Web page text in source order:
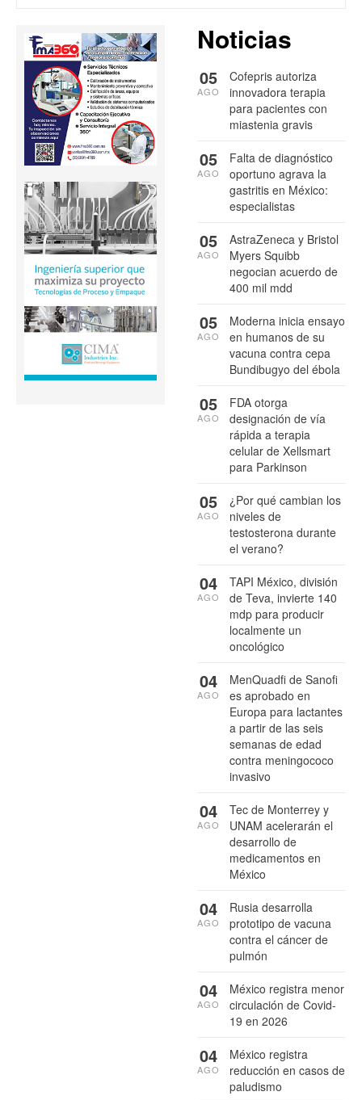
Noticias
Cofepris autoriza
innovadora terapia
para pacientes con
miastenia gravis
05
AGO
Falta de diagnóstico
oportuno agrava la
gastritis en México:
especialistas
05
AGO
AstraZeneca y Bristol
Myers Squibb
negocian acuerdo de
400 mil mdd
05
AGO
Moderna inicia ensayo
en humanos de su
vacuna contra cepa
Bundibugyo del ébola
05
AGO
FDA otorga
designación de vía
rápida a terapia
celular de Xellsmart
para Parkinson
05
AGO
¿Por qué cambian los
niveles de
testosterona durante
el verano?
05
AGO
TAPI México, división
de Teva, invierte 140
mdp para producir
localmente un
oncológico
04
AGO
MenQuadfi de Sanofi
es aprobado en
Europa para lactantes
a partir de las seis
semanas de edad
contra meningococo
invasivo
04
AGO
Tec de Monterrey y
UNAM acelerarán el
desarrollo de
medicamentos en
México
04
AGO
Rusia desarrolla
prototipo de vacuna
contra el cáncer de
pulmón
04
AGO
México registra menor
circulación de Covid-
19 en 2026
04
AGO
México registra
reducción en casos de
paludismo
04
AGO